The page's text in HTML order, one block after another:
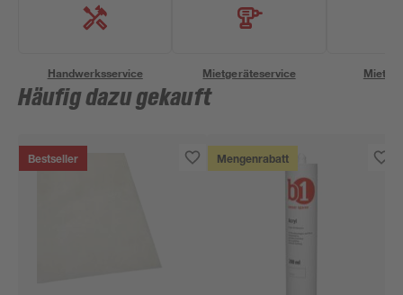
Handwerksservice Mietgeräteservice
Häufig dazu gekauft
Bestseller Mengenrabatt